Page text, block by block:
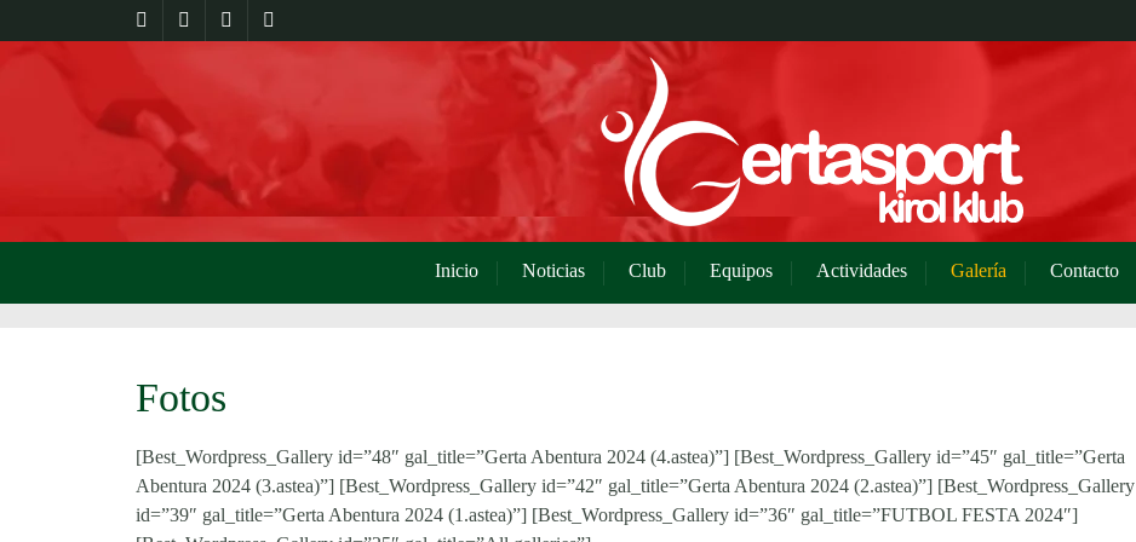
Inicio Noticias Club Equipos Actividades Galería Contacto
Fotos
[Best_Wordpress_Gallery id=”48″ gal_title=”Gerta Abentura 2024 (4.astea)”] [Best_Wordpress_Gallery id=”45″ gal_title=”Gerta
Abentura 2024 (3.astea)”] [Best_Wordpress_Gallery id=”42″ gal_title=”Gerta Abentura 2024 (2.astea)”] [Best_Wordpress_Gallery
id=”39″ gal_title=”Gerta Abentura 2024 (1.astea)”] [Best_Wordpress_Gallery id=”36″ gal_title=”FUTBOL FESTA 2024″]